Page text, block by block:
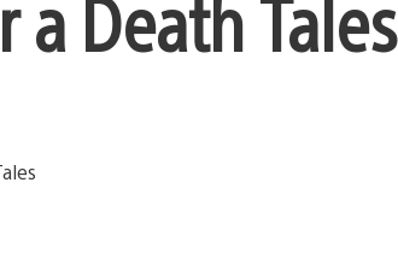
Death Tales